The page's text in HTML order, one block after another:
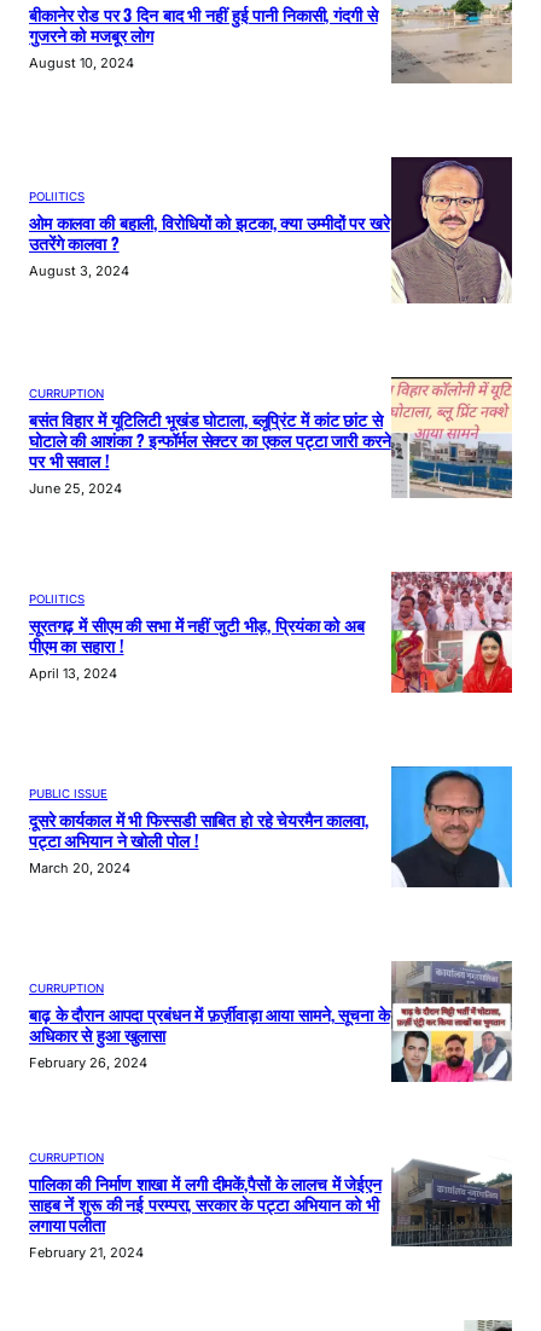
बीकानेर रोड पर 3 दिन बाद भी नहीं हुई पानी निकासी, गंदगी से
गुजरने को मजबूर लोग
August 10, 2024
POLIITICS
ओम कालवा की बहाली, विरोधियों को झटका, क्या उम्मीदों पर खरे
उतरेंगे कालवा ?
August 3, 2024
CURRUPTION
बसंत विहार में यूटिलिटी भूखंड घोटाला, ब्लूप्रिंट में कांट छांट से
घोटाले की आशंका ? इन्फॉर्मल सेक्टर का एकल पट्टा जारी करने
पर भी सवाल !
June 25, 2024
POLIITICS
सूरतगढ़ में सीएम की सभा में नहीं जुटी भीड़, प्रियंका को अब
पीएम का सहारा !
April 13, 2024
PUBLIC ISSUE
दूसरे कार्यकाल में भी फिस्सडी साबित हो रहे चेयरमैन कालवा,
पट्टा अभियान ने खोली पोल !
March 20, 2024
CURRUPTION
बाढ़ के दौरान आपदा प्रबंधन में फ़र्ज़ीवाड़ा आया सामने, सूचना के
अधिकार से हुआ खुलासा
February 26, 2024
CURRUPTION
पालिका की निर्माण शाखा में लगी दीमकें,पैसों के लालच में जेईएन
साहब नें शुरू की नई परम्परा, सरकार के पट्टा अभियान को भी
लगाया पलीता
February 21, 2024